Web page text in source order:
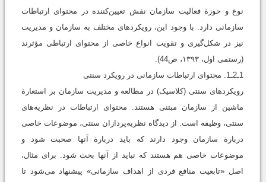
نوع و حوزة فعالیت سازمان نقش تعیین‌کننده در محتوای ارتباطات
سازمانی دارد. با وجود این، رویکردهای مختلف به سازمان و مدیریت
نیز در شکل‌گیری و تقویت انواع خاصی از محتوای ارتباطی مؤثرند
‏(رستمی اول، ۱۳۹۳، ص44).
1ـ2ـ1. محتوای ارتباطات سازمانی در رويکرد سنتی
رویکردهای سنتی (کلاسیک) در مطالعه و مدیریت سازمان بر استعارة
ماشین از سازمان مبتنی هستند. محتوای ارتباطات در نظریه‌های
سنتی، وظیفه است. از دیدگاه نظریه‌پردازان سنتی، موضوعات خاصی
دربارة سازمان وجود دارند که باید دربارة آنها صحبت شود و
موضوعات خاصی هم هستند که نباید از آنها بحث شود. برای مثال،
اصل «تابعیت منافع فردی از اهداف سازمانی» پیشنهاد می‌شود تا